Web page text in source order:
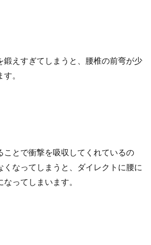
鍛えすぎてしまうと、腰椎の前弯が少
。
ことで衝撃を吸収してくれているの
くなってしまうと、ダイレクトに腰に
ってしまいます。